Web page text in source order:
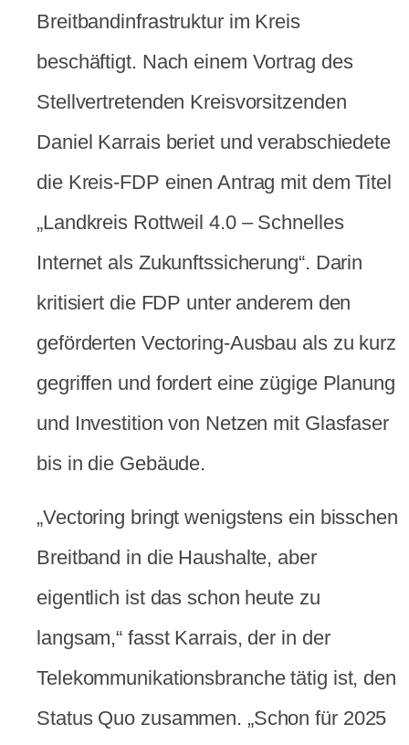
Breitbandinfrastruktur im Kreis
beschäftigt. Nach einem Vortrag des
Stellvertretenden Kreisvorsitzenden
Daniel Karrais beriet und verabschiedete
die Kreis-FDP einen Antrag mit dem Titel
„Landkreis Rottweil 4.0 – Schnelles
Internet als Zukunftssicherung“. Darin
kritisiert die FDP unter anderem den
geförderten Vectoring-Ausbau als zu kurz
gegriffen und fordert eine zügige Planung
und Investition von Netzen mit Glasfaser
bis in die Gebäude.
„Vectoring bringt wenigstens ein bisschen
Breitband in die Haushalte, aber
eigentlich ist das schon heute zu
langsam,“ fasst Karrais, der in der
Telekommunikationsbranche tätig ist, den
Status Quo zusammen. „Schon für 2025